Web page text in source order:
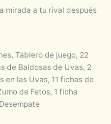
mirada a tu rival después
Tablero de juego, 22
de Baldosas de Uvas, 2
en las Uvas, 11 fichas de
de Fetos, 1 ficha